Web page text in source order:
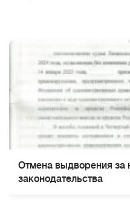
Отмена выдворения за
законодательства